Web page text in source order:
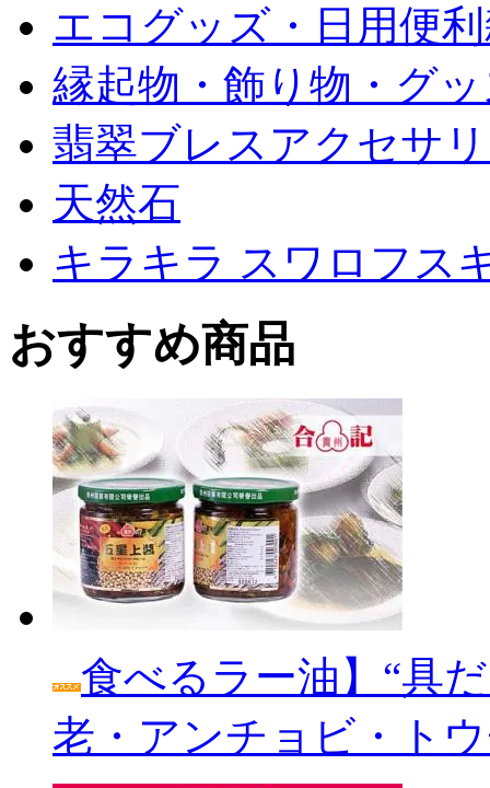
エコグッズ・日用便
縁起物・飾り物・グ
翡翠ブレスアクセサ
天然石
キラキラ スワロフス
おすすめ商品
食べるラー油】“具
老・アンチョビ・ト